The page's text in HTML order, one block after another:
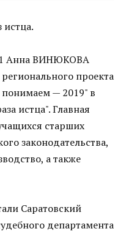
истца.
Анна ВИНЮКОВА
проекта
— 2019" в
истца". Главная
старших
законодательства,
а также
Саратовский
департамента